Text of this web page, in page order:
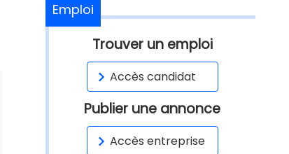
Emploi
Trouver un emploi
Accès candidat
Publier une annonce
Accès entreprise